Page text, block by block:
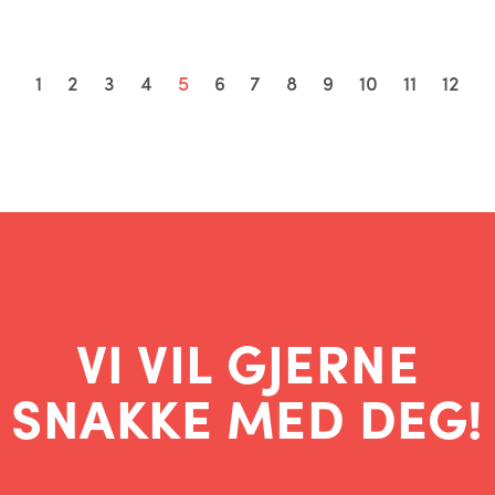
1 2 3 4 5 6 7 8 9 10 11 12
VI VIL GJERNE
SNAKKE MED DEG!